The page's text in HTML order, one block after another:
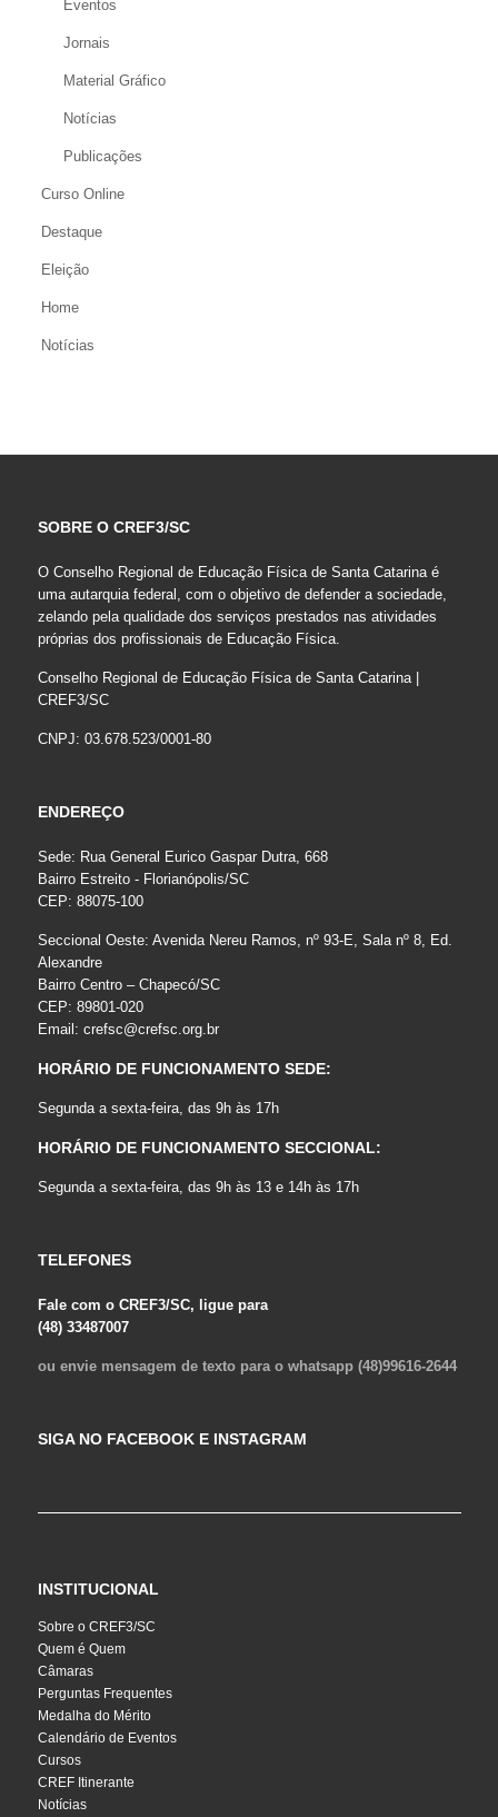
Eventos
Jornais
Material Gráfico
Notícias
Publicações
Curso Online
Destaque
Eleição
Home
Notícias
SOBRE O CREF3/SC
O Conselho Regional de Educação Física de Santa Catarina é
uma autarquia federal, com o objetivo de defender a sociedade,
zelando pela qualidade dos serviços prestados nas atividades
próprias dos profissionais de Educação Física.
Conselho Regional de Educação Física de Santa Catarina |
CREF3/SC
CNPJ: 03.678.523/0001-80
ENDEREÇO
Sede: Rua General Eurico Gaspar Dutra, 668
Bairro Estreito - Florianópolis/SC
CEP: 88075-100
Seccional Oeste: Avenida Nereu Ramos, nº 93-E, Sala nº 8, Ed.
Alexandre
Bairro Centro – Chapecó/SC
CEP: 89801-020
Email: crefsc@crefsc.org.br
HORÁRIO DE FUNCIONAMENTO SEDE:
Segunda a sexta-feira, das 9h às 17h
HORÁRIO DE FUNCIONAMENTO SECCIONAL:
Segunda a sexta-feira, das 9h às 13 e 14h às 17h
TELEFONES
Fale com o CREF3/SC, ligue para
(48) 33487007
ou envie mensagem de texto para o whatsapp (48)99616-2644
SIGA NO FACEBOOK E INSTAGRAM
INSTITUCIONAL
Sobre o CREF3/SC
Quem é Quem
Câmaras
Perguntas Frequentes
Medalha do Mérito
Calendário de Eventos
Cursos
CREF Itinerante
Notícias